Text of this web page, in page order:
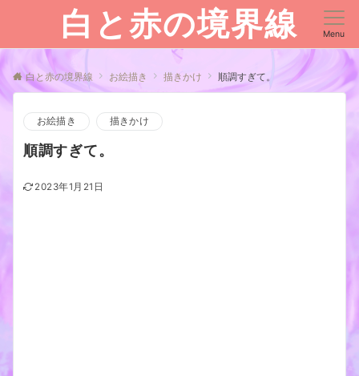
白と赤の境界線 Menu
白と赤の境界線 お絵描き 描きかけ 順調すぎて。
お絵描き 描きかけ
順調すぎて。
2023年1月21日